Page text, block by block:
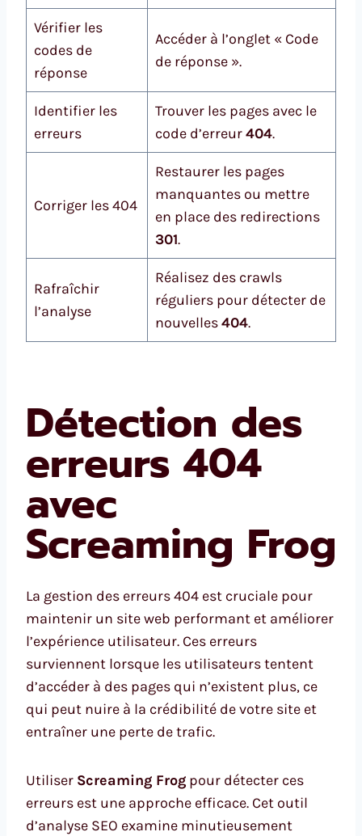
Vérifier les
codes de
réponse
Accéder à l’onglet « Code
de réponse ».
Identifier les
erreurs
Trouver les pages avec le
code d’erreur404.
Corriger les 404
Restaurer les pages
manquantes ou mettre
en place des redirections
301.
Rafraîchir
l’analyse
Réalisez des crawls
réguliers pour détecter de
nouvelles404.
Détection des
erreurs 404
avec
Screaming Frog
La gestion des erreurs 404 est cruciale pour
maintenir un site web performant et améliorer
l’expérience utilisateur. Ces erreurs
surviennent lorsque les utilisateurs tentent
d’accéder à des pages qui n’existent plus, ce
qui peut nuire à la crédibilité de votre site et
entraîner une perte de trafic.
Utiliser Screaming Frog pour détecter ces
erreurs est une approche efficace. Cet outil
d’analyse SEO examine minutieusement